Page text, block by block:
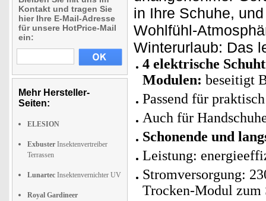
Kontakt und tragen Sie
hier Ihre E-Mail-Adresse
für unsere HotPrice-Mail
ein:
Mehr Hersteller-
Seiten:
ELESION
Exbuster Insektenvertreiber
Terrassen
Lunartec Insektenvernichter UV
Royal Gardineer
in Ihre Schuhe,
Wohlfühl-
Winterurlaub: Das
4 elektrische
Modulen: beseitigt
Passend für
Auch für
Schonende und
Leistung:
Stromversorgung:
Trocken-Modul zum